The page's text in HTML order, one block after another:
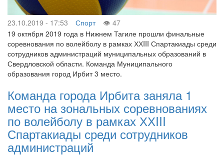
23.10.2019 - 17:53 Спорт
47
19 октября 2019 года в Нижнем Тагиле прошли финальные
соревнования по волейболу в рамках ХХIII Спартакиады среди
сотрудников администраций муниципальных образований в
Свердловской области. Команда Муниципального
образования город Ирбит 3 место.
Команда города Ирбита заняла 1
место на зональных соревнованиях
по волейболу в рамках ХХIII
Спартакиады среди сотрудников
администраций